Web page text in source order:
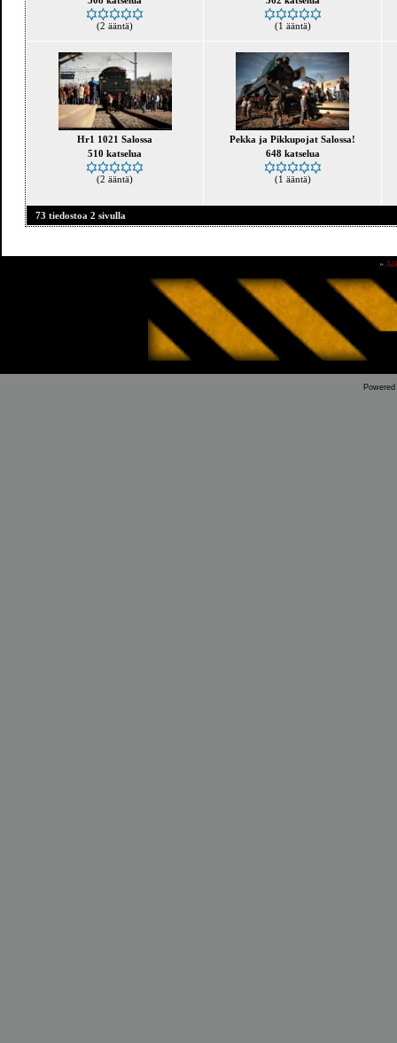
(2 ääntä) (1 ääntä)
Hr1 1021 Salossa
510 katselua
(2 ääntä)
Pekka ja Pikkupojat Salossa!
648 katselua
(1 ääntä)
73 tiedostoa 2 sivulla
»